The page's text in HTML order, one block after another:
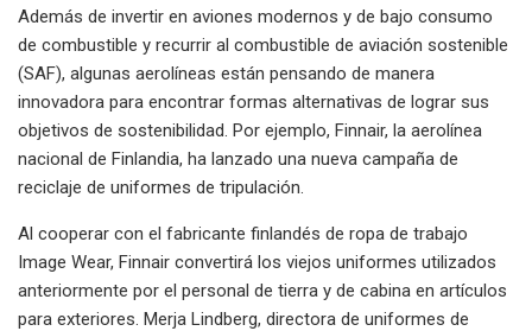
Además de invertir en aviones modernos y de bajo consumo
de combustible y recurrir al combustible de aviación sostenible
(SAF), algunas aerolíneas están pensando de manera
innovadora para encontrar formas alternativas de lograr sus
objetivos de sostenibilidad. Por ejemplo, Finnair, la aerolínea
nacional de Finlandia, ha lanzado una nueva campaña de
reciclaje de uniformes de tripulación.
Al cooperar con el fabricante finlandés de ropa de trabajo
Image Wear, Finnair convertirá los viejos uniformes utilizados
anteriormente por el personal de tierra y de cabina en artículos
para exteriores. Merja Lindberg, directora de uniformes de